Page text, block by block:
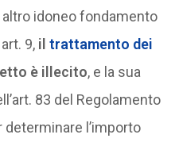
idoneo fondamento
9,il trattamento dei
è illecito, e la sua
83 del Regolamento
l’importo